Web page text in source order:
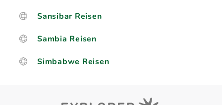
Sansibar Reisen
Sambia Reisen
Simbabwe Reisen